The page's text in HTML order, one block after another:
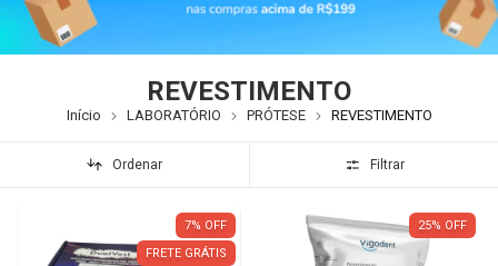
REVESTIMENTO
Início LABORATÓRIO PRÓTESE REVESTIMENTO
Ordenar Filtrar
7% OFF
FRETE GRÁTIS
25% OFF